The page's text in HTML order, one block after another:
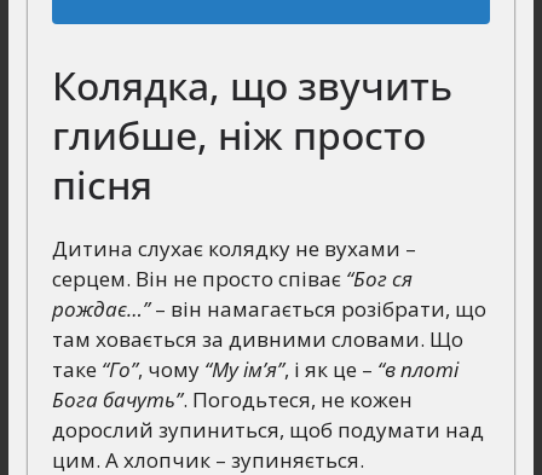
Колядка, що звучить
глибше, ніж просто
пісня
Дитина слухає колядку не вухами –
серцем. Він не просто співає “Бог ся
рождає…”– він намагається розібрати, що
там ховається за дивними словами. Що
таке “Го”, чому “Му ім’я”, і як це – “в плоті
Бога бачуть”. Погодьтеся, не кожен
дорослий зупиниться, щоб подумати над
цим. А хлопчик – зупиняється.